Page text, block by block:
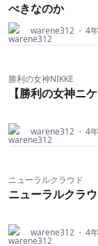
べきなのか
warene312 ・ 4
勝利の女神NIKKE
【勝利の女神ニ
warene312 ・ 4
ニューラルクラウド
ニューラルクラ
warene312 ・ 4